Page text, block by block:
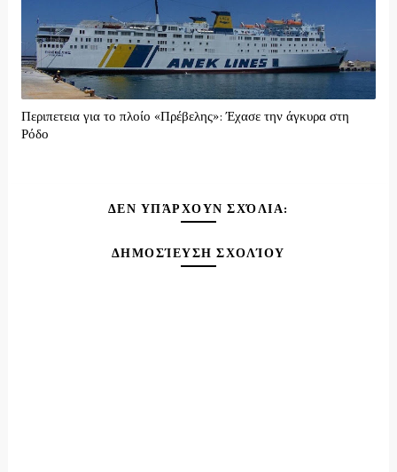
Περιπετεια για το πλοίο «Πρέβελης»: Έχασε την άγκυρα στη
Ρόδο
ΔΕΝ ΥΠΆΡΧΟΥΝ ΣΧΌΛΙΑ:
ΔΗΜΟΣΊΕΥΣΗ ΣΧΟΛΊΟΥ